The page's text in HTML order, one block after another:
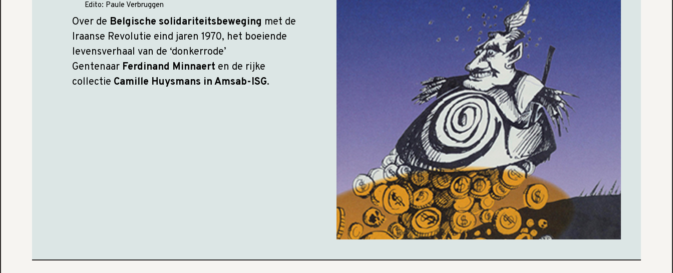
Edito: Paule Verbruggen
Over de Belgische solidariteitsbeweging met de
Iraanse Revolutie eind jaren 1970, het boeiende
levensverhaal van de ‘donkerrode’
Gentenaar Ferdinand Minnaert en de rijke
collectie Camille Huysmans in Amsab-ISG.